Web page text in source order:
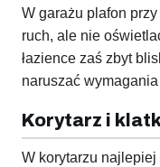
W garażu plafon
ruch, ale nie
łazience zaś zbyt
naruszać
Korytarz i
W korytarzu